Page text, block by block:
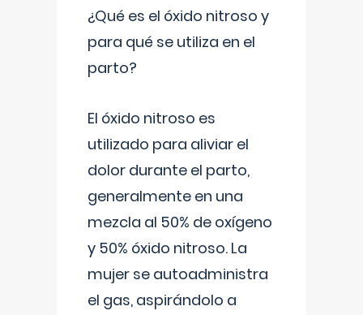
¿Qué es el óxido nitroso y
para qué se utiliza en el
parto?
El óxido nitroso es
utilizado para aliviar el
dolor durante el parto,
generalmente en una
mezcla al 50% de oxígeno
y 50% óxido nitroso. La
mujer se autoadministra
el gas, aspirándolo a